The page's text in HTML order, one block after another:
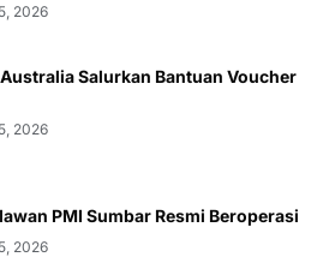
2026
Salurkan Bantuan Voucher
2026
PMI Sumbar Resmi Beroperasi
2026